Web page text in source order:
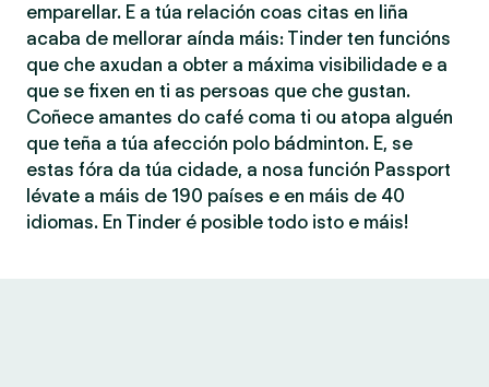
emparellar. E a túa relación coas citas en liña
acaba de mellorar aínda máis: Tinder ten funcións
que che axudan a obter a máxima visibilidade e a
que se fixen en ti as persoas que che gustan.
Coñece amantes do café coma ti ou atopa alguén
que teña a túa afección polo bádminton. E, se
estas fóra da túa cidade, a nosa función Passport
lévate a máis de 190 países e en máis de 40
idiomas. En Tinder é posible todo isto e máis!